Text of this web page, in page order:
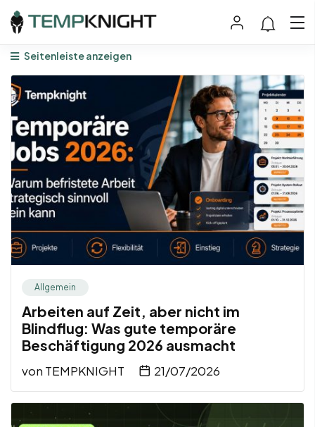
Seitenleiste anzeigen
Allgemein
Arbeiten auf Zeit, aber nicht im
Blindflug: Was gute temporäre
Beschäftigung 2026 ausmacht
von TEMPKNIGHT 21/07/2026